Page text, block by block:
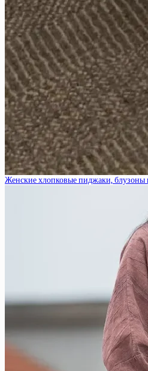
Женские хлопковые пиджаки, блузоны